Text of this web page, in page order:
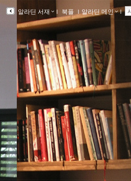
알라딘 서재 ｌ 북플 ｌ알라딘 메인 ｌ